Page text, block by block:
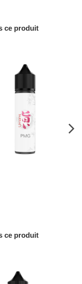
ce produit
ce produit